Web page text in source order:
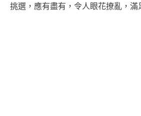
挑選，應有盡有，令人眼花撩亂，滿